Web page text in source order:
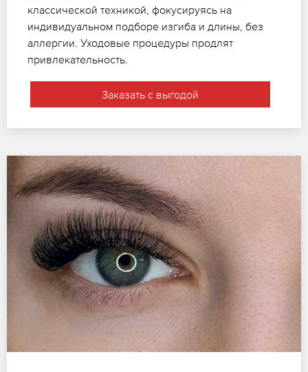
классической техникой, фокусируясь на
индивидуальном подборе изгиба и длины, без
аллергии. Уходовые процедуры продлят
привлекательность.
Заказать с выгодой